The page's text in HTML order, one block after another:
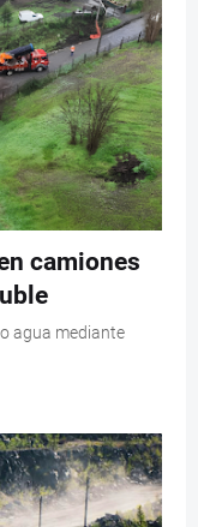
camiones
agua mediante